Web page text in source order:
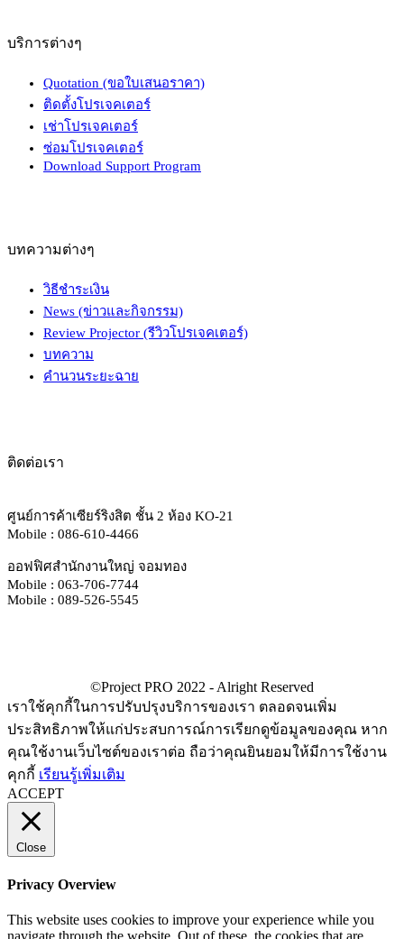
บริการต่างๆ
Quotation (ขอใบเสนอราคา)
ติดตั้งโปรเจคเตอร์
เช่าโปรเจคเตอร์
ซ่อมโปรเจคเตอร์
Download Support Program
บทความต่างๆ
วิธีชำระเงิน
News (ข่าวและกิจกรรม)
Review Projector (รีวิวโปรเจคเตอร์)
บทความ
คำนวนระยะฉาย
ติดต่อเรา
ศูนย์การค้าเซียร์ริงสิต ชั้น 2 ห้อง KO-21
Mobile : 086-610-4466
ออฟฟิศสำนักงานใหญ่ จอมทอง
Mobile : 063-706-7744
Mobile : 089-526-5545
เราใช้คุกกี้ในการปรับปรุงบริการของเรา ตลอดจนเพิ่ม
ประสิทธิภาพให้แก่ประสบการณ์การเรียกดูข้อมูลของคุณ หาก
คุณใช้งานเว็บไซต์ของเราต่อ ถือว่าคุณยินยอมให้มีการใช้งาน
คุกกี้ เรียนรู้เพิ่มเติม
ACCEPT
Close
Privacy Overview
This website uses cookies to improve your experience while you
navigate through the website. Out of these, the cookies that are